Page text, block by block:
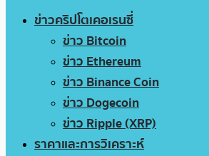
ข่าวคริปโตเคอเรนซี่
ข่าว Bitcoin
ข่าว Ethereum
ข่าว Binance Coin
ข่าว Dogecoin
ข่าว Ripple (XRP)
ราคาและการวิเคราะห์